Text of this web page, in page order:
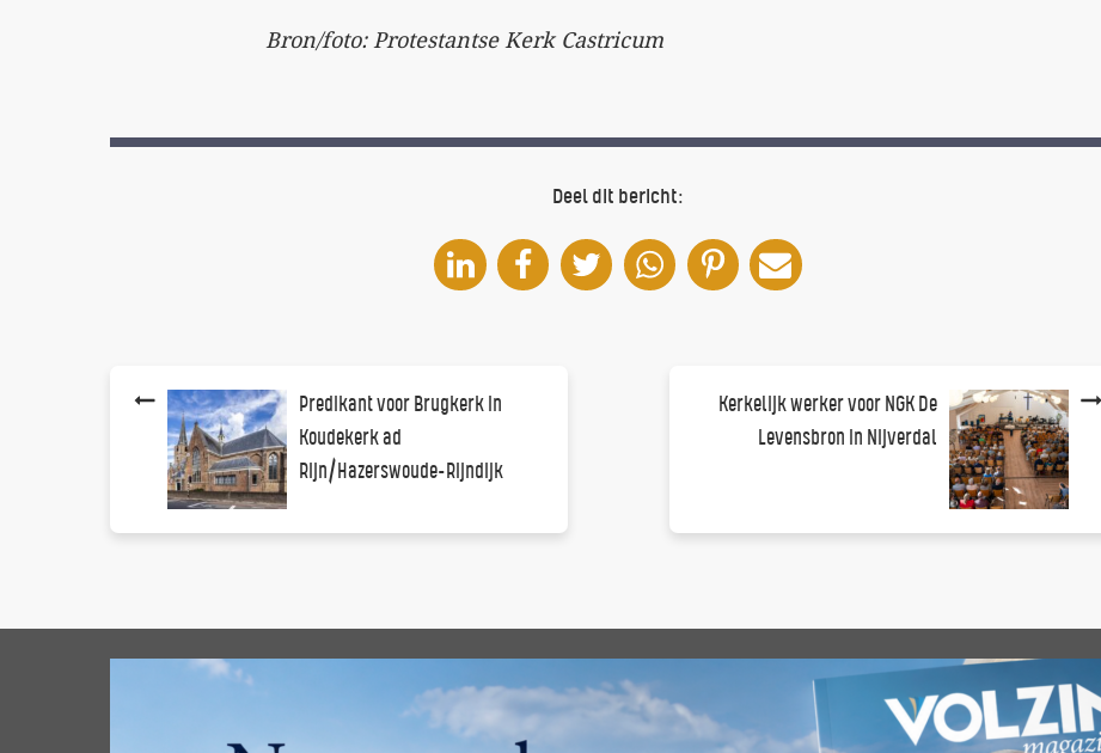
Bron/foto: Protestantse Kerk Castricum
Deel dit bericht:
Predikant voor Brugkerk in
Koudekerk ad
Rijn/Hazerswoude-Rijndijk
Kerkelijk werker voor NGK De
Levensbron in Nijverdal